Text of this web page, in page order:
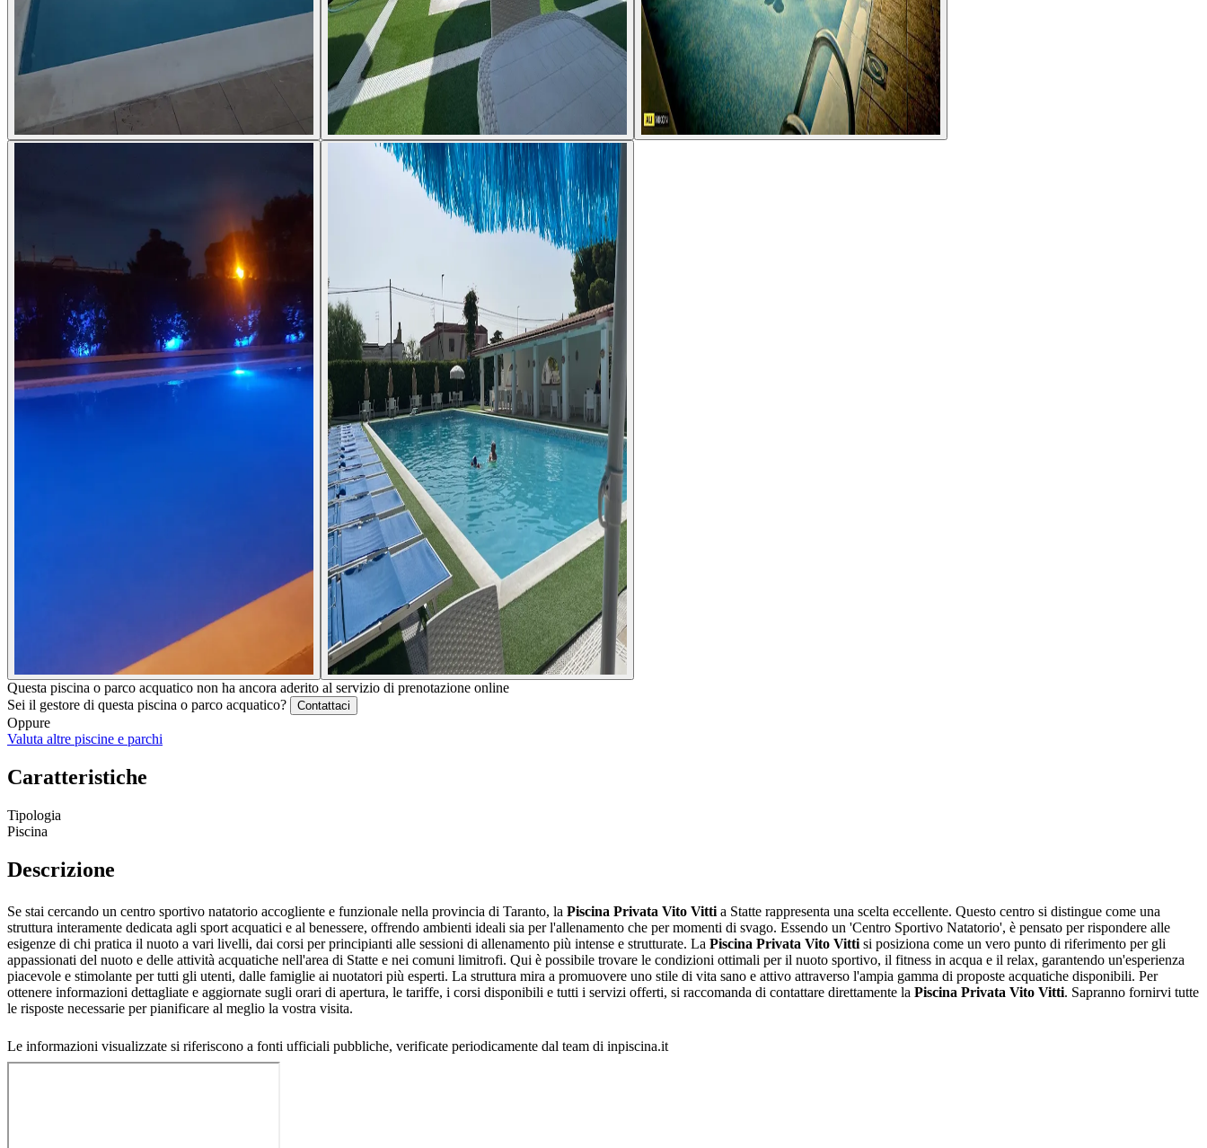
Questa piscina o parco acquatico non ha ancora aderito al servizio di prenotazione online
Sei il gestore di questa piscina o parco acquatico?
Contattaci
Oppure
Valuta altre piscine e parchi
Caratteristiche
Tipologia
Piscina
Descrizione
Se stai cercando un centro sportivo natatorio accogliente e funzionale nella provincia di Taranto, la Piscina Privata Vito Vitti a Statte rappresenta una scelta eccellente. Questo centro si distingue come una
struttura interamente dedicata agli sport acquatici e al benessere, offrendo ambienti ideali sia per l'allenamento che per momenti di svago. Essendo un 'Centro Sportivo Natatorio', è pensato per rispondere alle
esigenze di chi pratica il nuoto a vari livelli, dai corsi per principianti alle sessioni di allenamento più intense e strutturate. La Piscina Privata Vito Vitti si posiziona come un vero punto di riferimento per gli
appassionati del nuoto e delle attività acquatiche nell'area di Statte e nei comuni limitrofi. Qui è possibile trovare le condizioni ottimali per il nuoto sportivo, il fitness in acqua e il relax, garantendo un'esperienza
piacevole e stimolante per tutti gli utenti, dalle famiglie ai nuotatori più esperti. La struttura mira a promuovere uno stile di vita sano e attivo attraverso l'ampia gamma di proposte acquatiche disponibili. Per
ottenere informazioni dettagliate e aggiornate sugli orari di apertura, le tariffe, i corsi disponibili e tutti i servizi offerti, si raccomanda di contattare direttamente la Piscina Privata Vito Vitti. Sapranno fornirvi tutte
le risposte necessarie per pianificare al meglio la vostra visita.
Le informazioni visualizzate si riferiscono a fonti ufficiali pubbliche, verificate periodicamente dal team di inpiscina.it